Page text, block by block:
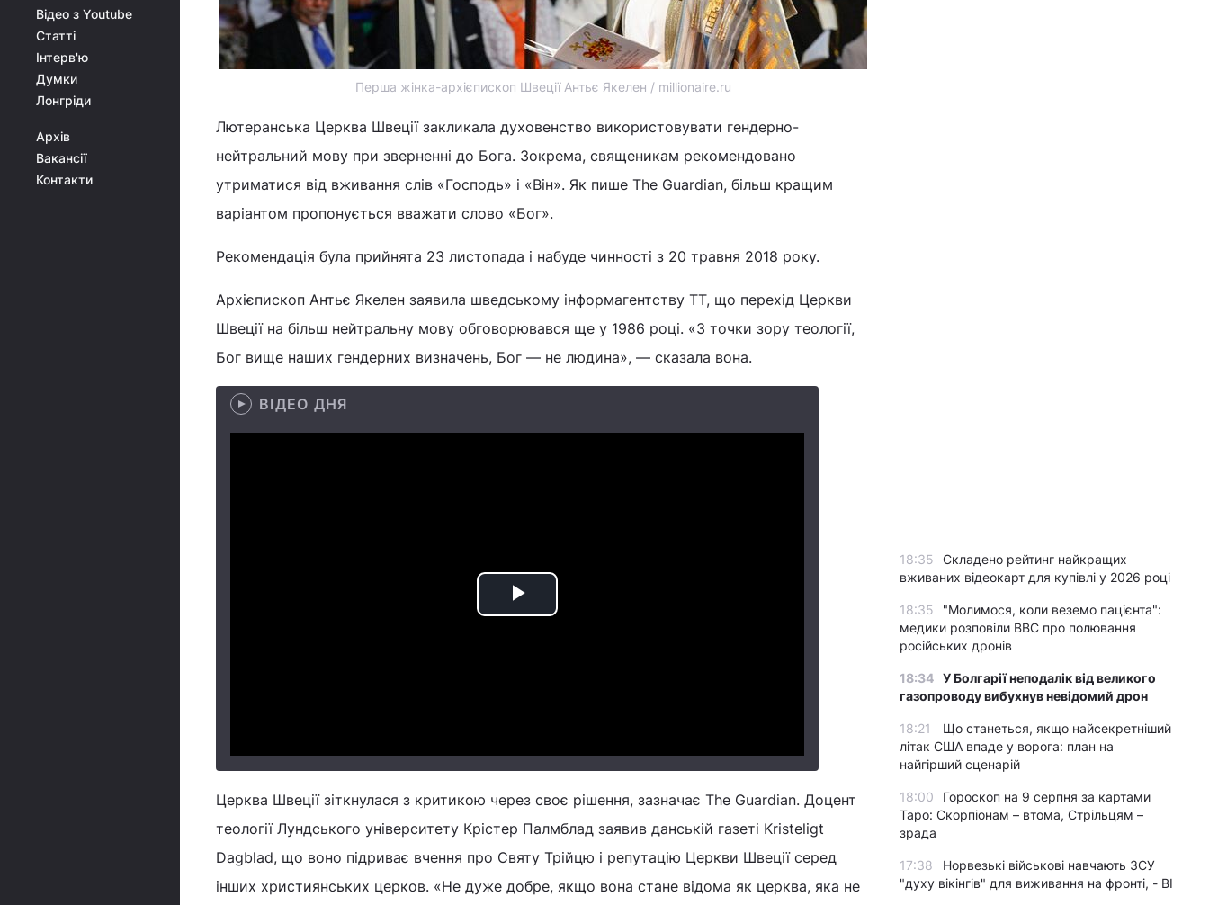
Відео з Youtube
Статті
Інтерв'ю
Думки
Лонгріди
Архів
Вакансії
Контакти
Перша жінка-архієпископ Швеції Антьє Якелен / millionaire.ru
Лютеранська Церква Швеції закликала духовенство використовувати гендерно-
нейтральний мову при зверненні до Бога. Зокрема, священикам рекомендовано
утриматися від вживання слів «Господь» і «Він». Як пише The Guardian, більш кращим
варіантом пропонується вважати слово «Бог».
Рекомендація була прийнята 23 листопада і набуде чинності з 20 травня 2018 року.
Архієпископ Антьє Якелен заявила шведському інформагентству TT, що перехід Церкви
Швеції на більш нейтральну мову обговорювався ще у 1986 році. «З точки зору теології,
Бог вище наших гендерних визначень, Бог — не людина», — сказала вона.
ВІДЕО ДНЯ
Play
Церква Швеції зіткнулася з критикою через своє рішення, зазначає The Guardian. Доцент
теології Лундського університету Крістер Палмблад заявив данській газеті Kristeligt
Dagblad, що воно підриває вчення про Святу Трійцю і репутацію Церкви Швеції серед
інших християнських церков. «Не дуже добре, якщо вона стане відома як церква, яка не
18:35
Складено рейтинг найкращих
вживаних відеокарт для купівлі у 2026 році
18:35
"Молимося, коли веземо пацієнта":
медики розповіли BBC про полювання
російських дронів
18:34 У Болгарії неподалік від великого
газопроводу вибухнув невідомий дрон
18:21
Що станеться, якщо найсекретніший
літак США впаде у ворога: план на
найгірший сценарій
18:00
Гороскоп на 9 серпня за картами
Таро: Скорпіонам – втома, Стрільцям –
зрада
17:38
Норвезькі військові навчають ЗСУ
"духу вікінгів" для виживання на фронті, - BI